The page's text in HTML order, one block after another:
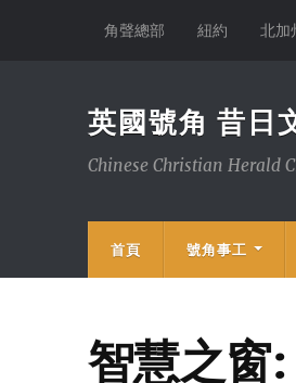
角聲總部 紐約 北加
英國號角 昔日
Chinese Christian Herald
首頁 號角事工
智慧之窗